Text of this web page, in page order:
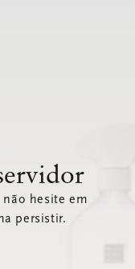
hesite em
persistir.